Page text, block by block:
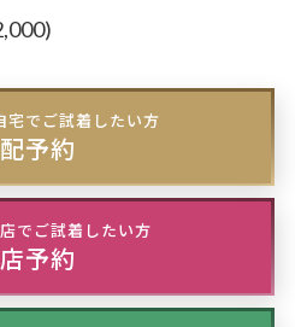
宅でご試着したい方
予約
でご試着したい方
予約